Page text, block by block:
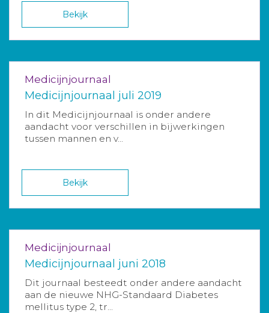
Bekijk
Medicijnjournaal
Medicijnjournaal juli 2019
In dit Medicijnjournaal is onder andere
aandacht voor verschillen in bijwerkingen
tussen mannen en v...
Bekijk
Medicijnjournaal
Medicijnjournaal juni 2018
Dit journaal besteedt onder andere aandacht
aan de nieuwe NHG-Standaard Diabetes
mellitus type 2, tr...